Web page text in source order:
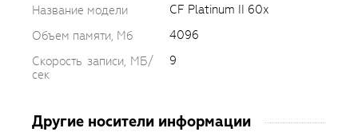
Название модели
CF Platinum II 60x
Объем памяти, Мб
4096
Скорость записи, МБ/
сек
9
Другие носители информации